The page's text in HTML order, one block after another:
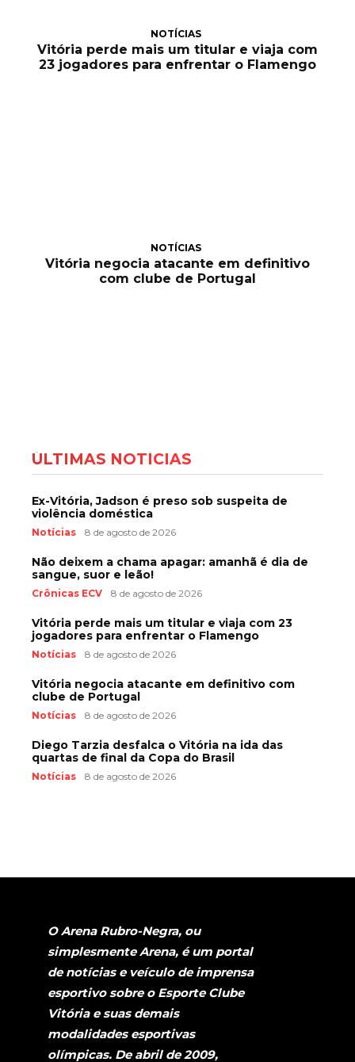
NOTÍCIAS
Vitória perde mais um titular e viaja com
23 jogadores para enfrentar o Flamengo
NOTÍCIAS
Vitória negocia atacante em definitivo
com clube de Portugal
ÚLTIMAS NOTÍCIAS
Ex-Vitória, Jadson é preso sob suspeita de
violência doméstica
Notícias 8 de agosto de 2026
Não deixem a chama apagar: amanhã é dia de
sangue, suor e leão!
Crônicas ECV 8 de agosto de 2026
Vitória perde mais um titular e viaja com 23
jogadores para enfrentar o Flamengo
Notícias 8 de agosto de 2026
Vitória negocia atacante em definitivo com
clube de Portugal
Notícias 8 de agosto de 2026
Diego Tarzia desfalca o Vitória na ida das
quartas de final da Copa do Brasil
Notícias 8 de agosto de 2026
O Arena Rubro-Negra, ou
simplesmente Arena, é um portal
de notícias e veículo de imprensa
esportivo sobre o Esporte Clube
Vitória e suas demais
modalidades esportivas
olímpicas. De abril de 2009,